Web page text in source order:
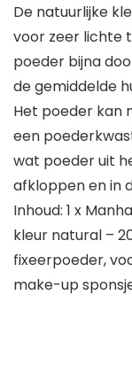
De natuurlijke
voor zeer lichte
poeder bijna
de gemiddelde
Het poeder kan
een
wat poeder uit
afkloppen en in
Inhoud: 1 x
kleur natural –
fixeerpoeder,
make-up